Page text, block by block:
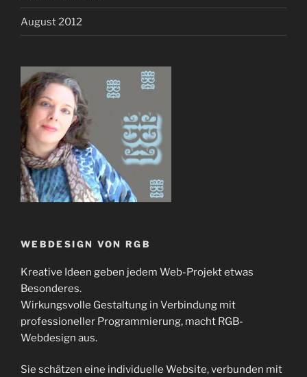
August 2012
WEBDESIGN VON RGB
Kreative Ideen geben jedem Web-Projekt etwas
Besonderes.
Wirkungsvolle Gestaltung in Verbindung mit
professioneller Programmierung, macht RGB-
Webdesign aus.
Sie schätzen eine individuelle Website, verbunden mit